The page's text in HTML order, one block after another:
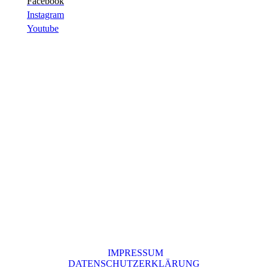
Instagram
Youtube
IMPRESSUM
DATENSCHUTZERKLÄRUNG